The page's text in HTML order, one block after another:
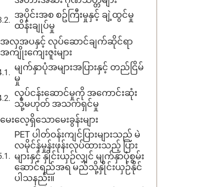
အပိုင်းအစ စဥ်ကြီးမှုနှင့် ချဲ့ထွင်မှု
ထိန်းချုပ်မှု
အလှအပနှင့် လုပ်ဆောင်ချက်ဆိုင်ရာ
အကျိုးကျေးဇူးများ
မျက်နှာပုံအများအပြားနှင့် တည်ငြိမ်
မှု
လုပ်ငန်းဆောင်မှုကို အကောင်းဆုံး
သို့မဟုတ် အသက်ရှင်မှု
မေးလေ့ရှိသောမေးခွန်းများ
PET ပါတ်ဝန်းကျင်ပြားများသည် မဲ
လမိုင်န်မှုန်းဖုန်းလုပ်ထားသည့် ပြား
များနှင့် နှိုင်းယှဉ်လျှင် မျက်နှာပုံစွမ်း
ဆောင်ရည်အရ မည်သို့နှိုင်းယှဉ်နိုင်
ပါသနည်း။